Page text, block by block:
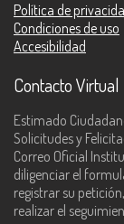
Política de
Condiciones de uso
Accesibilidad
Contacto Virtual
Estimado
Solicitudes y
Correo Oficial
diligenciar el
registrar su
realizar el